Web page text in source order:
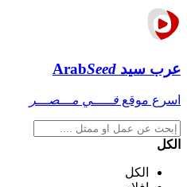
عرب سيد ArabSeed
اسرع موقع فـــــي مـــصـــر
الكل
الكل